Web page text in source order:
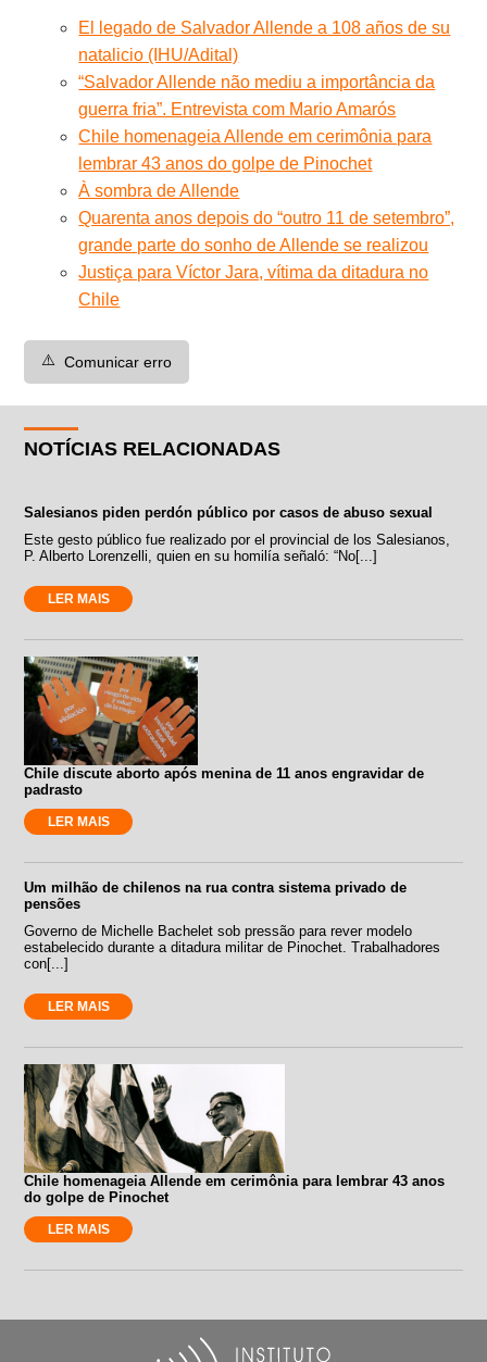
El legado de Salvador Allende a 108 años de su
natalicio (IHU/Adital)
“Salvador Allende não mediu a importância da
guerra fria”. Entrevista com Mario Amarós
Chile homenageia Allende em cerimônia para
lembrar 43 anos do golpe de Pinochet
À sombra de Allende
Quarenta anos depois do “outro 11 de setembro”,
grande parte do sonho de Allende se realizou
Justiça para Víctor Jara, vítima da ditadura no
Chile
⚠️ Comunicar erro
NOTÍCIAS RELACIONADAS
Salesianos piden perdón público por casos de abuso sexual
Este gesto público fue realizado por el provincial de los Salesianos,
P. Alberto Lorenzelli, quien en su homilía señaló: “No[...]
LER MAIS
Chile discute aborto após menina de 11 anos engravidar de
padrasto
LER MAIS
Um milhão de chilenos na rua contra sistema privado de
pensões
Governo de Michelle Bachelet sob pressão para rever modelo
estabelecido durante a ditadura militar de Pinochet. Trabalhadores
con[...]
LER MAIS
Chile homenageia Allende em cerimônia para lembrar 43 anos
do golpe de Pinochet
LER MAIS